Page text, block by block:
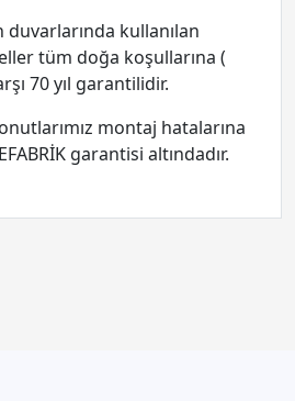
duvarlarında kullanılan
tüm doğa koşullarına (
70 yıl garantilidir.
montaj hatalarına
garantisi altındadır.